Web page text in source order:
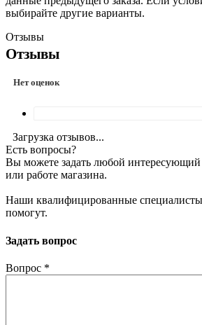
выбирайте другие варианты.
Отзывы
Отзывы
Нет оценок
Загрузка отзывов...
Есть вопросы?
Вы можете задать любой интересующий
или работе магазина.
Наши квалифицированные специалисты
помогут.
Задать вопрос
Вопрос *